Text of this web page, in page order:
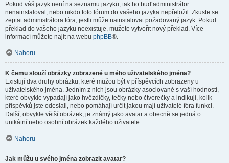
Pokud váš jazyk není na seznamu jazyků, tak ho buď administrátor
nenainstaloval, nebo nikdo toto fórum do vašeho jazyka nepřeložil. Zkuste se
zeptat administrátora fóra, jestli může nainstalovat požadovaný jazyk. Pokud
překlad do vašeho jazyku neexistuje, můžete vytvořit nový překlad. Více
informací můžete najít na webu phpBB®.
Nahoru
K čemu slouží obrázky zobrazené u mého uživatelského jména?
Existují dva druhy obrázků, které můžou být v příspěvcích zobrazeny u
uživatelského jména. Jedním z nich jsou obrázky asociované s vaší hodností,
které obvykle vypadají jako hvězdičky, tečky nebo čtverečky a indikují, kolik
příspěvků jste odeslali, nebo pomáhají určit jakou mají uživatelé fóra funkci.
Další, obvykle větší obrázek, je známý jako avatar a obecně se jedná o
unikátní nebo osobní obrázek každého uživatele.
Nahoru
Jak můžu u svého jména zobrazit avatar?